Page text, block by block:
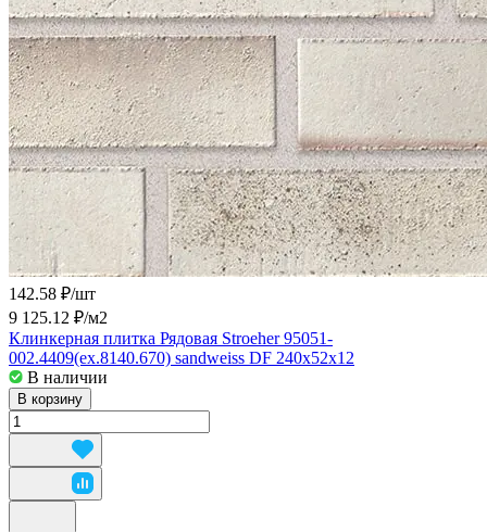
142.58 ₽/шт
9 125.12 ₽/м2
Клинкерная плитка Рядовая Stroeher 95051-
002.4409(ex.8140.670) sandweiss DF 240x52x12
В наличии
В корзину